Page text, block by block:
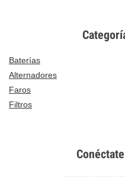
Baterías
Alternadores
Faros
Filtros